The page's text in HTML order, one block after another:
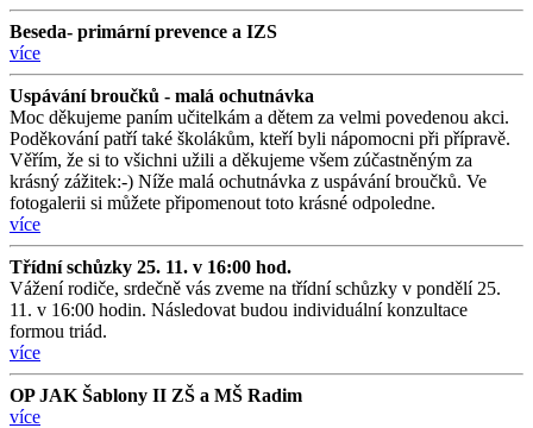
Beseda- primární prevence a IZS
více
Uspávání broučků - malá ochutnávka
Moc děkujeme paním učitelkám a dětem za velmi povedenou akci.
Poděkování patří také školákům, kteří byli nápomocni při přípravě.
Věřím, že si to všichni užili a děkujeme všem zúčastněným za
krásný zážitek:-) Níže malá ochutnávka z uspávání broučků. Ve
fotogalerii si můžete připomenout toto krásné odpoledne.
více
Třídní schůzky 25. 11. v 16:00 hod.
Vážení rodiče, srdečně vás zveme na třídní schůzky v pondělí 25.
11. v 16:00 hodin. Následovat budou individuální konzultace
formou triád.
více
OP JAK Šablony II ZŠ a MŠ Radim
více